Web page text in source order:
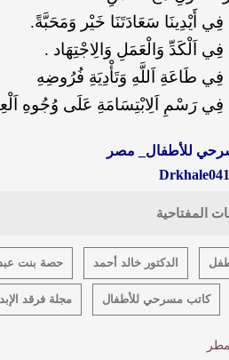
فِي أَيْدِينَا سَعَادَتَنَا خَيْر وَمَحَبَّةً.
فِي اَلْكَدِّ وَالْعَمَلِ وَالِاجْتِهَاد .
فِي طَاعَةِ اَللَّهِ وَتَأْدِيَةِ فُرُوضِهِ
فِي رَسْمِ اَلِابْتِسَامَةِ عَلَى وُجُوهِ
للأطفال_ مصر
المفتاحية
الدكتور خالد أحمد حصة بنت عبد
كاتب مسرحي للأطفال مجلة فرقد